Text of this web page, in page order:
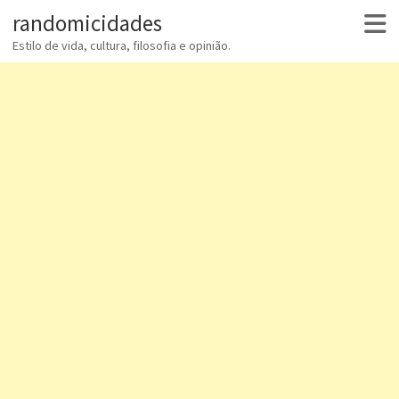
randomicidades
Estilo de vida, cultura, filosofia e opinião.